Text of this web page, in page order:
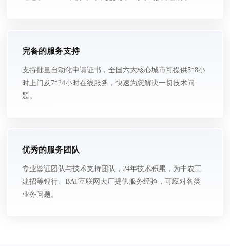
完备的服务支持
支持批量自动化申请证书，全国六大核心城市可提供5*8小
时上门及7*24小时在线服务，快速为您解决一切技术问
题。
优秀的服务团队
专业鉴证团队与技术支持团队，24年技术积累，为中农工
建招等银行、BAT互联网大厂提供服务经验，可应对各类
业务问题。